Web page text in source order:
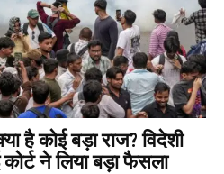
है कोई बड़ा राज? विदेशी
ने लिया बड़ा फैसला